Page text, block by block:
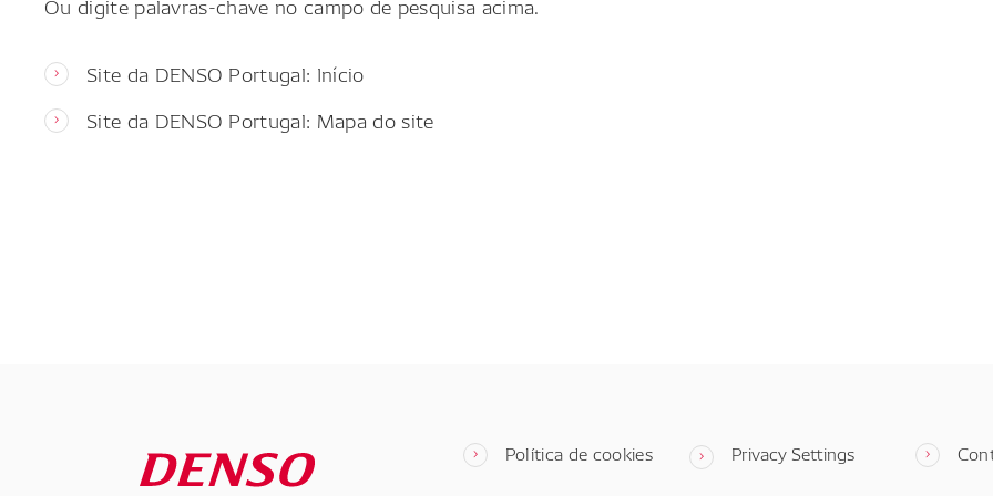
Site da DENSO Portugal: Início
Site da DENSO Portugal: Mapa do site
Política de cookies Privacy Settings